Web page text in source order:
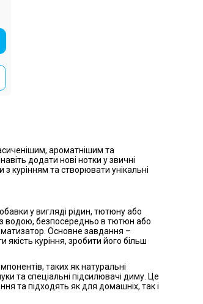
ароматнішим та
додати нові нотки у звичні
курінням та створювати унікальні
у вигляді рідин, тютюну або
водою, безпосередньо в тютюн або
Основне завдання –
якість куріння, зробити його більш
таких як натуральні
та спеціальні підсилювачі диму. Це
та підходять як для домашніх, так і